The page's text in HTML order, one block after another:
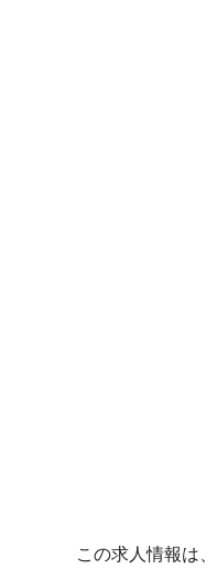
この求人情報は、